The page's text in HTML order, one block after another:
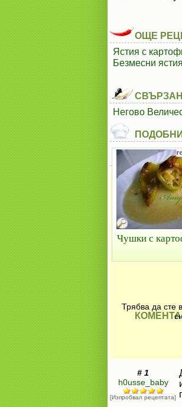
ОЩЕ
Ястия с
Безмесни
Негово
Чушки с
Трябва да сте
# 1
h0usse_baby
[Изпробвал рецептата]